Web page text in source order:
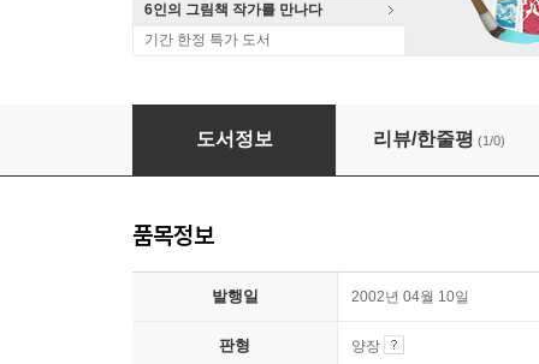
6인의 그림책 작가를 만나다
기간 한정 특가 도서
늑대의 돼지꿈
도서정보 리뷰/한줄평 (1/0)
품목정보
발행일 2002년 04월 10일
판형 양장